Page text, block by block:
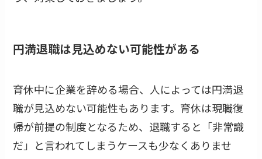
円満退職は見込めない可能性がある
育休中に企業を辞める場合、人によっては円満退
職が見込めない可能性もあります。育休は現職復
帰が前提の制度となるため、退職すると「非常識
だ」と言われてしまうケースも少なくありませ